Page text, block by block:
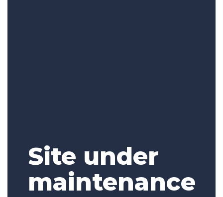
Site under
maintenance